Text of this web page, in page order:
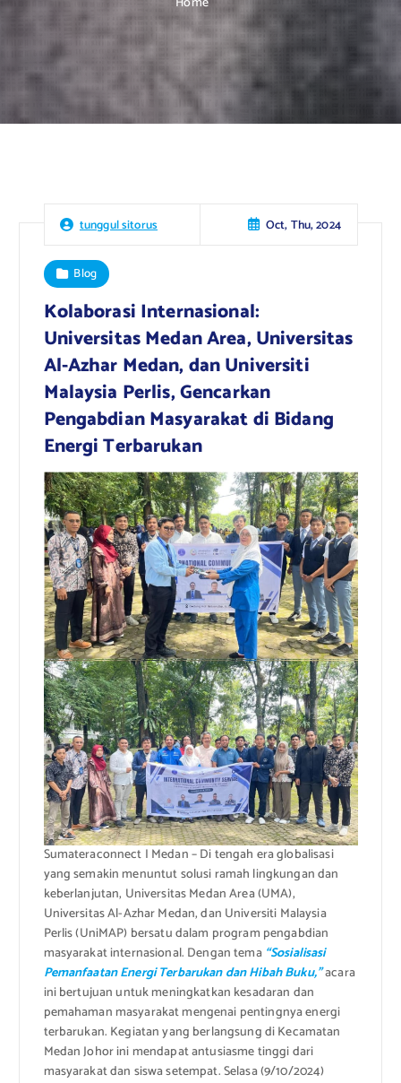
tunggul sitorus Oct, Thu, 2024
Blog
Kolaborasi Internasional:
Universitas Medan Area, Universitas
Al-Azhar Medan, dan Universiti
Malaysia Perlis, Gencarkan
Pengabdian Masyarakat di Bidang
Energi Terbarukan
Sumateraconnect I Medan – Di tengah era globalisasi
yang semakin menuntut solusi ramah lingkungan dan
keberlanjutan, Universitas Medan Area (UMA),
Universitas Al-Azhar Medan, dan Universiti Malaysia
Perlis (UniMAP) bersatu dalam program pengabdian
masyarakat internasional. Dengan tema“Sosialisasi
Pemanfaatan Energi Terbarukan dan Hibah Buku,”acara
ini bertujuan untuk meningkatkan kesadaran dan
pemahaman masyarakat mengenai pentingnya energi
terbarukan. Kegiatan yang berlangsung di Kecamatan
Medan Johor ini mendapat antusiasme tinggi dari
masyarakat dan siswa setempat. Selasa (9/10/2024)